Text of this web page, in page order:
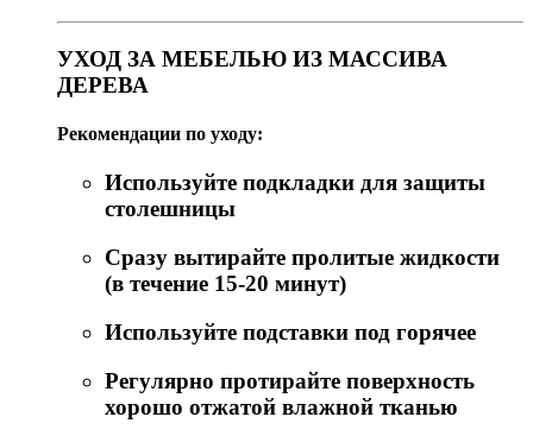
УХОД ЗА МЕБЕЛЬЮ ИЗ МАССИВА
ДЕРЕВА
Рекомендации по уходу:
Используйте подкладки для защиты
столешницы
Сразу вытирайте пролитые жидкости
(в течение 15-20 минут)
Используйте подставки под горячее
Регулярно протирайте поверхность
хорошо отжатой влажной тканью